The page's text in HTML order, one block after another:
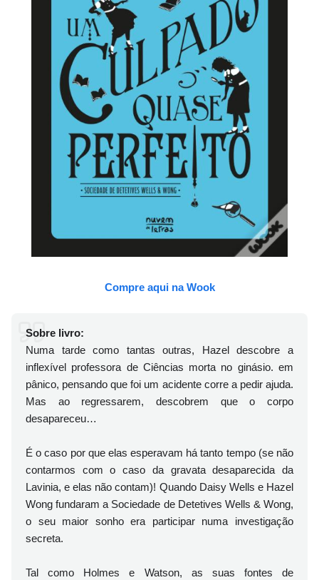
Compre aqui na Wook
Sobre livro:
Numa tarde como tantas outras, Hazel descobre a
inflexível professora de Ciências morta no ginásio. em
pânico, pensando que foi um acidente corre a pedir ajuda.
Mas ao regressarem, descobrem que o corpo
desapareceu…
É o caso por que elas esperavam há tanto tempo (se não
contarmos com o caso da gravata desaparecida da
Lavinia, e elas não contam)! Quando Daisy Wells e Hazel
Wong fundaram a Sociedade de Detetives Wells & Wong,
o seu maior sonho era participar numa investigação
secreta.
Tal como Holmes e Watson, as suas fontes de